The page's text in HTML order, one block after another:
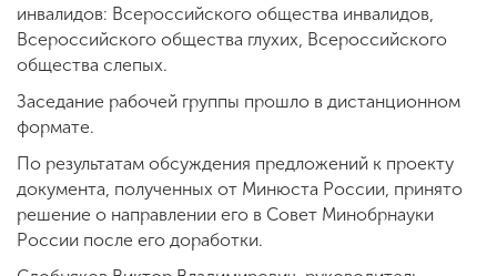
инвалидов: Всероссийского общества инвалидов,
Всероссийского общества глухих, Всероссийского
общества слепых.
Заседание рабочей группы прошло в дистанционном
формате.
По результатам обсуждения предложений к проекту
документа, полученных от Минюста России, принято
решение о направлении его в Совет Минобрнауки
России после его доработки.